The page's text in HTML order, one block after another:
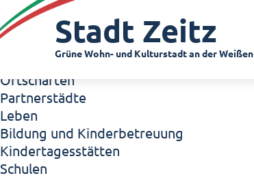
Zeitz - Die Kleinstadt
Willkommen in Zeitz!
Interview mit Oberbürgermeister
Zeitz - Stadt der Zukunft
Ortschaften
Partnerstädte
Leben
Bildung und Kinderbetreuung
Kindertagesstätten
Schulen
Stadt Zeitz
Grüne Wohn- und Kulturstadt an der